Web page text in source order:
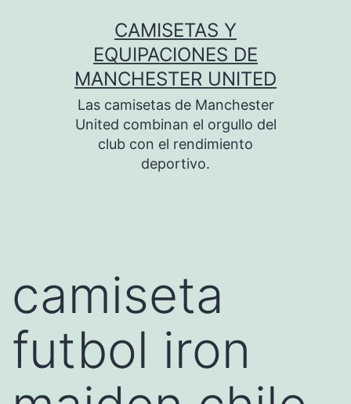
CAMISETAS Y
EQUIPACIONES DE
MANCHESTER UNITED
Las camisetas de Manchester
United combinan el orgullo del
club con el rendimiento
deportivo.
camiseta
futbol iron